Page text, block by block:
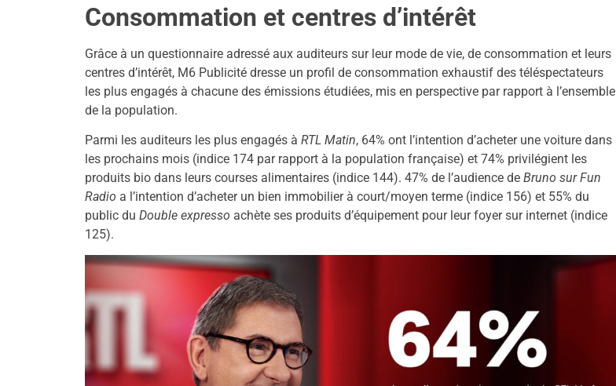
Consommation et centres d’intérêt
Grâce à un questionnaire adressé aux auditeurs sur leur mode de vie, de consommation et leurs
centres d’intérêt, M6 Publicité dresse un profil de consommation exhaustif des téléspectateurs
les plus engagés à chacune des émissions étudiées, mis en perspective par rapport à l’ensemble
de la population.
Parmi les auditeurs les plus engagés à RTL Matin, 64% ont l’intention d’acheter une voiture dans
les prochains mois (indice 174 par rapport à la population française) et 74% privilégient les
produits bio dans leurs courses alimentaires (indice 144). 47% de l’audience de Bruno sur Fun
Radio a l’intention d’acheter un bien immobilier à court/moyen terme (indice 156) et 55% du
public du Double expresso achète ses produits d’équipement pour leur foyer sur internet (indice
125).